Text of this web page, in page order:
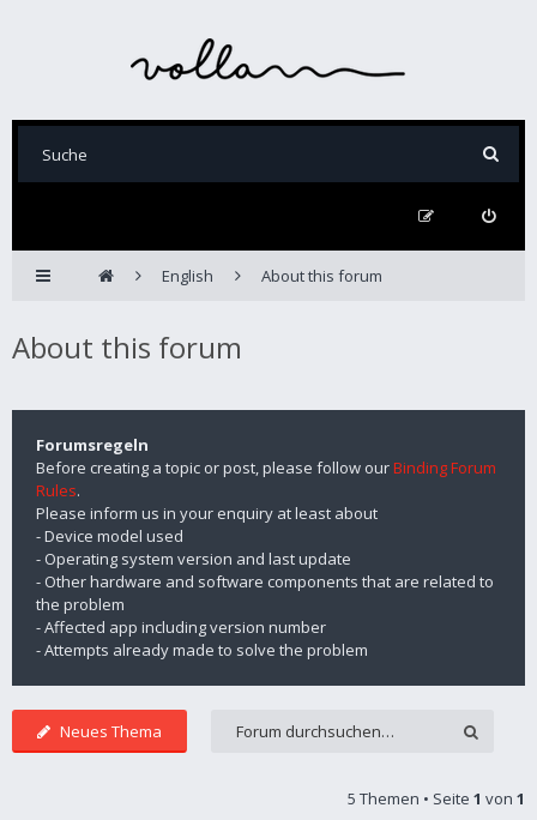
English About this forum
About this forum
Forumsregeln
Before creating a topic or post, please follow ourBinding Forum
Rules.
Please inform us in your enquiry at least about
- Device model used
- Operating system version and last update
- Other hardware and software components that are related to
the problem
- Affected app including version number
- Attempts already made to solve the problem
Neues Thema
5 Themen • Seite 1 von 1